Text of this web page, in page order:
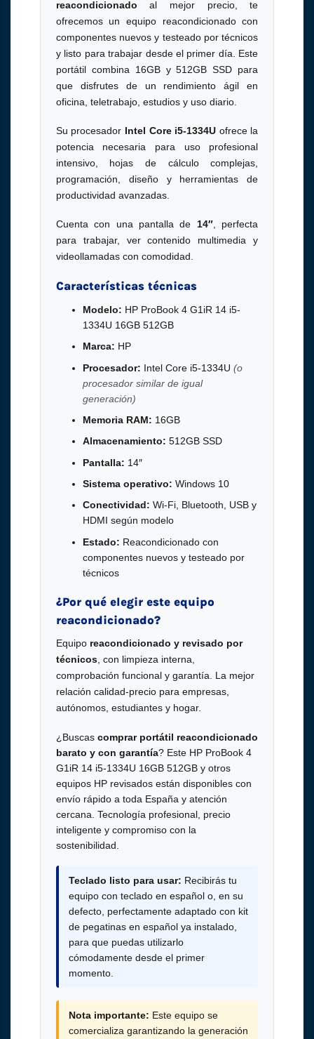
reacondicionado al mejor precio, te
ofrecemos un equipo reacondicionado con
componentes nuevos y testeado por técnicos
y listo para trabajar desde el primer día. Este
portátil combina 16GB y 512GB SSD para
que disfrutes de un rendimiento ágil en
oficina, teletrabajo, estudios y uso diario.
Su procesador Intel Core i5-1334U ofrece la
potencia necesaria para uso profesional
intensivo, hojas de cálculo complejas,
programación, diseño y herramientas de
productividad avanzadas.
Cuenta con una pantalla de 14″, perfecta
para trabajar, ver contenido multimedia y
videollamadas con comodidad.
Características técnicas
Modelo: HP ProBook 4 G1iR 14 i5-
1334U 16GB 512GB
Marca: HP
Procesador: Intel Core i5-1334U (o
procesador similar de igual
generación)
Memoria RAM: 16GB
Almacenamiento: 512GB SSD
Pantalla: 14″
Sistema operativo: Windows 10
Conectividad: Wi-Fi, Bluetooth, USB y
HDMI según modelo
Estado: Reacondicionado con
componentes nuevos y testeado por
técnicos
¿Por qué elegir este equipo
reacondicionado?
Equipo reacondicionado y revisado por
técnicos, con limpieza interna,
comprobación funcional y garantía. La mejor
relación calidad-precio para empresas,
autónomos, estudiantes y hogar.
¿Buscas comprar portátil reacondicionado
barato y con garantía? Este HP ProBook 4
G1iR 14 i5-1334U 16GB 512GB y otros
equipos HP revisados están disponibles con
envío rápido a toda España y atención
cercana. Tecnología profesional, precio
inteligente y compromiso con la
sostenibilidad.
Teclado listo para usar: Recibirás tu
equipo con teclado en español o, en su
defecto, perfectamente adaptado con kit
de pegatinas en español ya instalado,
para que puedas utilizarlo
cómodamente desde el primer
momento.
Nota importante: Este equipo se
comercializa garantizando la generación